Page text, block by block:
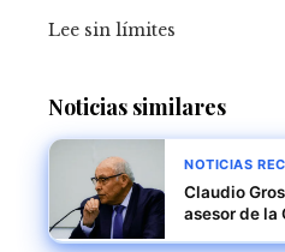
Lee sin límites
Noticias similares
NOTICIAS
Claudio
asesor de la